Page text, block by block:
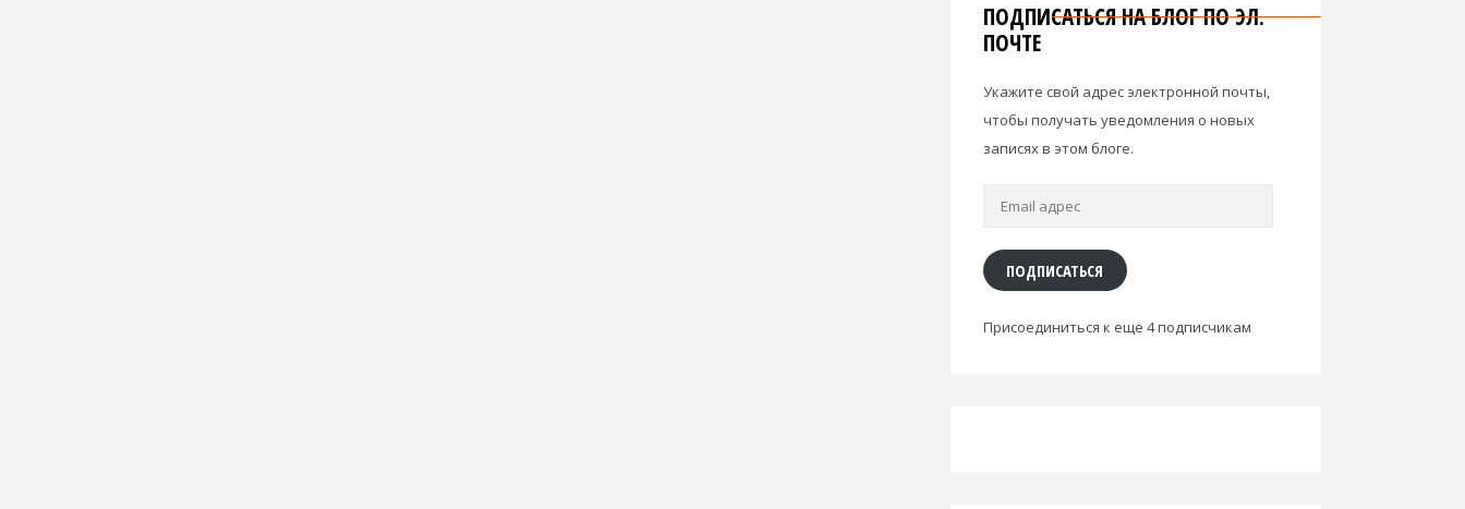
ПОДПИСАТЬСЯ НА БЛОГ ПО ЭЛ.
ПОЧТЕ
Укажите свой адрес электронной почты,
чтобы получать уведомления о новых
записях в этом блоге.
Email
ПОДПИСАТЬСЯ
Присоединиться к еще 4 подписчикам